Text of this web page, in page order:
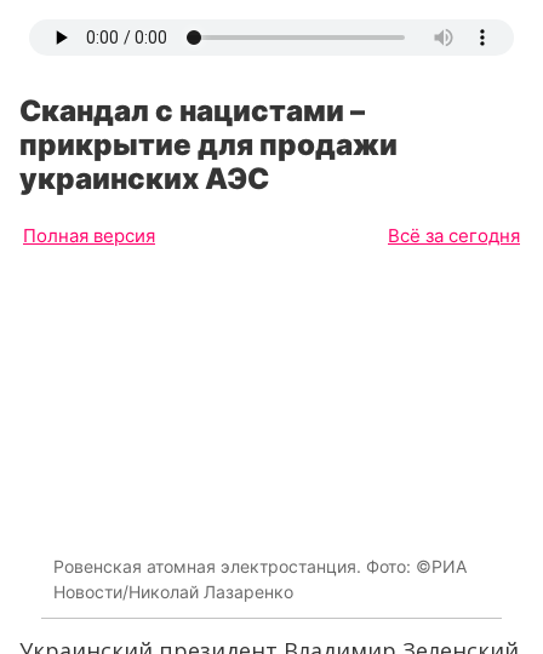
Скандал с нацистами –
прикрытие для продажи
украинских АЭС
Полная версия Всё за сегодня
Ровенская атомная электростанция. Фото: ©РИА
Новости/Николай Лазаренко